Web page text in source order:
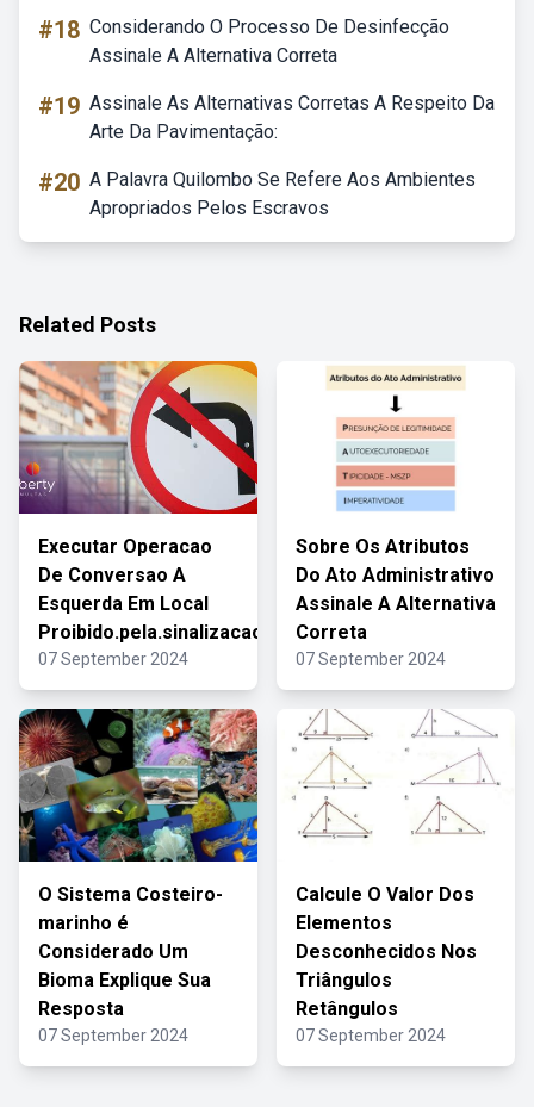
#18 Considerando O Processo De Desinfecção
Assinale A Alternativa Correta
#19 Assinale As Alternativas Corretas A Respeito Da
Arte Da Pavimentação:
#20 A Palavra Quilombo Se Refere Aos Ambientes
Apropriados Pelos Escravos
Related Posts
Executar Operacao
De Conversao A
Esquerda Em Local
Proibido.pela.sinalizacao
07 September 2024
Sobre Os Atributos
Do Ato Administrativo
Assinale A Alternativa
Correta
07 September 2024
O Sistema Costeiro-
marinho é
Considerado Um
Bioma Explique Sua
Resposta
07 September 2024
Calcule O Valor Dos
Elementos
Desconhecidos Nos
Triângulos
Retângulos
07 September 2024